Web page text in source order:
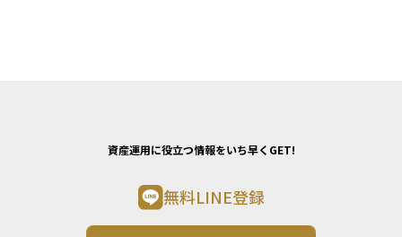
資産運用に役立つ情報をいち早くGET!
無料LINE登録